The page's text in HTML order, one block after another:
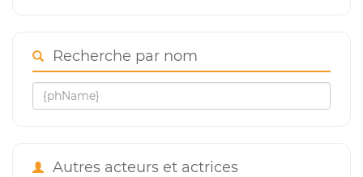
Recherche par nom
Autres acteurs et actrices